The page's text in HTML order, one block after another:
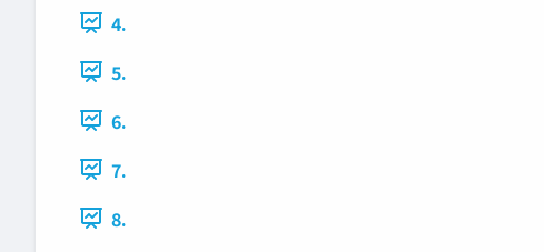
4.
5.
6.
7.
8.